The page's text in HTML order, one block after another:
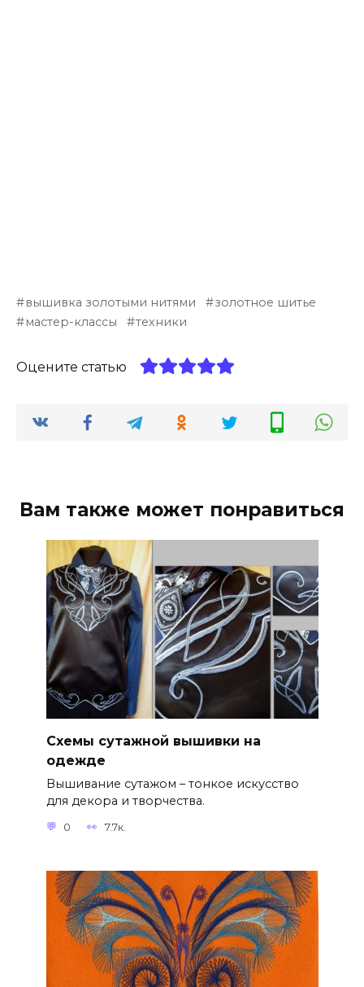
вышивка золотыми нитями
золотное шитье
мастер-классы
техники
Оцените статью
Вам также может понравиться
Схемы сутажной вышивки на
одежде
Вышивание сутажом – тонкое искусство
для декора и творчества.
0 7.7к.